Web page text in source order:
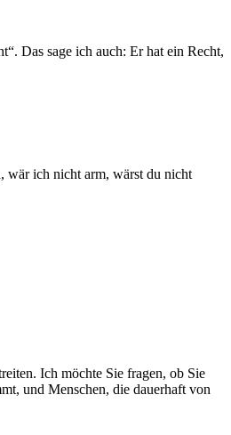
Das sage ich auch: Er hat ein Recht,
wär ich nicht arm, wärst du nicht
Ich möchte Sie fragen, ob Sie
und Menschen, die dauerhaft von